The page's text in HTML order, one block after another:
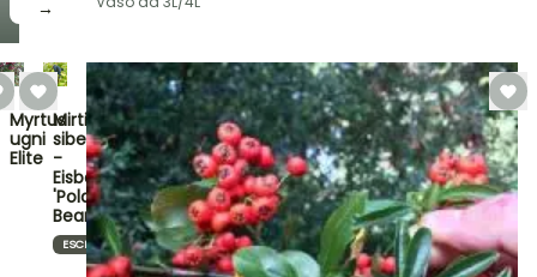
→
Myrtus
ugni
Elite
Mirtillo
siberiano
-
Eisbär
'Polar
Bear…
ESCLUSIVO